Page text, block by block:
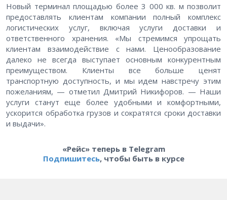
Новый терминал площадью более 3 000 кв. м позволит
предоставлять клиентам компании полный комплекс
логистических услуг, включая услуги доставки и
ответственного хранения. «Мы стремимся упрощать
клиентам взаимодействие с нами. Ценообразование
далеко не всегда выступает основным конкурентным
преимуществом. Клиенты все больше ценят
транспортную доступность, и мы идем навстречу этим
пожеланиям, — отметил Дмитрий Никифоров. — Наши
услуги станут еще более удобными и комфортными,
ускорится обработка грузов и сократятся сроки доставки
и выдачи».
«Рейс» теперь в Telegram
Подпишитесь, чтобы быть в курсе